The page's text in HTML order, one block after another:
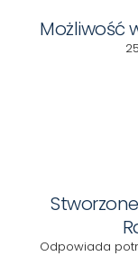
Możliwość
Odpowiada